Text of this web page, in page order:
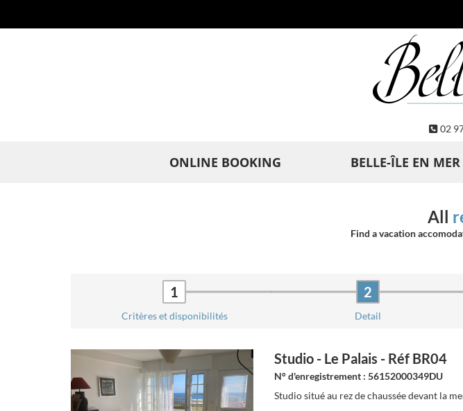
02
ONLINE BOOKING BELLE-ÎLE EN MER
All
Find a vacation
Critères et disponibilités Detail
Studio - Le Palais - Réf BR04
N° d'enregistrement : 56152000349DU
Studio situé au rez de chaussée devant la